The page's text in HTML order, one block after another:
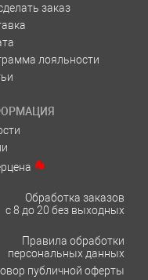
заказ
лояльности
Обработка заказов
с 8 до 20 без выходных
Правила обработки
персональных данных
публичной оферты